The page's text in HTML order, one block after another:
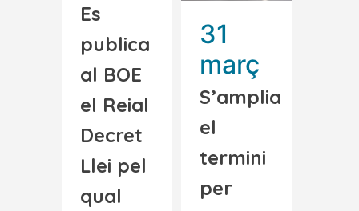
Es
publica
al BOE
el Reial
Decret
Llei pel
qual
31
març
S’amplia
el
termini
per